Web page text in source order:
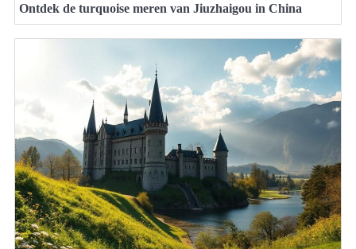
Ontdek de turquoise meren van Jiuzhaigou in China